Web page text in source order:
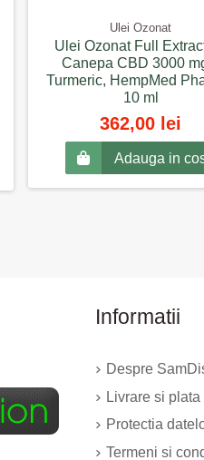
Ulei Ozonat
Ulei Ozonat Full
Canepa CBD 3000
Turmeric, HempMed
10 ml
362,00 lei
Adauga in
Informatii
Despre
Livrare si plata
Protectia
Termeni si